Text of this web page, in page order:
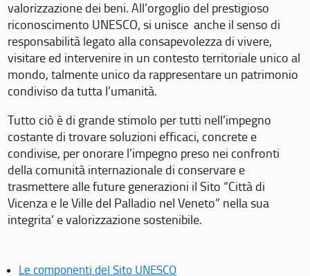
valorizzazione dei beni. All’orgoglio del prestigioso
riconoscimento UNESCO, si unisce anche il senso di
responsabilità legato alla consapevolezza di vivere,
visitare ed intervenire in un contesto territoriale unico al
mondo, talmente unico da rappresentare un patrimonio
condiviso da tutta l’umanità.
Tutto ciò è di grande stimolo per tutti nell’impegno
costante di trovare soluzioni efficaci, concrete e
condivise, per onorare l’impegno preso nei confronti
della comunità internazionale di conservare e
trasmettere alle future generazioni il Sito “Città di
Vicenza e le Ville del Palladio nel Veneto” nella sua
integrita’ e valorizzazione sostenibile.
Le componenti del Sito UNESCO